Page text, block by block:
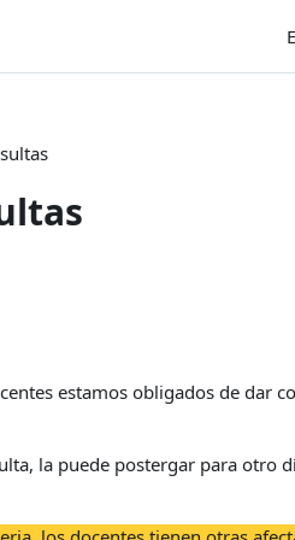
estamos obligados de dar
la puede postergar para otro